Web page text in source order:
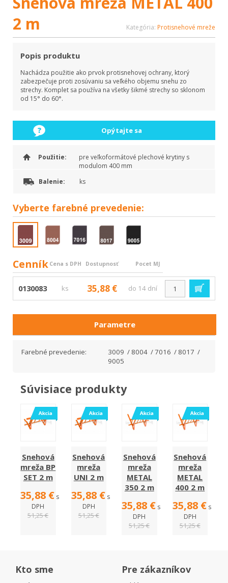
2 m
Kategória: Protisnehové mreže
Popis produktu
Nachádza použitie ako prvok protisnehovej ochrany, ktorý
zabezpečuje proti zosúvaniu sa veľkého objemu snehu zo
strechy. Komplet sa používa na všetky šikmé strechy so sklonom
od 15° do 60°.
Opýtajte sa
Použitie:
pre veľkoformátové plechové krytiny s
modulom 400 mm
Balenie:
ks
Vyberte farebné prevedenie:
Cenník Cena s DPH Dostupnosť Pocet MJ
0130083 ks 35,88 € do 14 dní
Parametre
Farebné prevedenie:
3009 / 8004 / 7016 / 8017 /
9005
Súvisiace produkty
Snehová
mreža BP
SET 2 m
35,88 € s
DPH
51,25 €
Snehová
mreža
UNI 2 m
35,88 € s
DPH
51,25 €
Snehová
mreža
METAL
350 2 m
35,88 € s
DPH
51,25 €
Snehová
mreža
METAL
400 2 m
35,88 € s
DPH
51,25 €
Kto sme Pre zákazníkov